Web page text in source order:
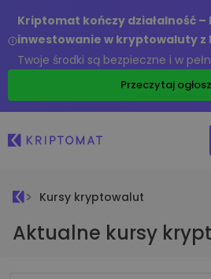
Kriptomat kończy działalność
inwestowanie w kryptowaluty z
Twoje środki są bezpieczne i w
Przeczytaj
Kursy kryptowalut
Aktualne kursy